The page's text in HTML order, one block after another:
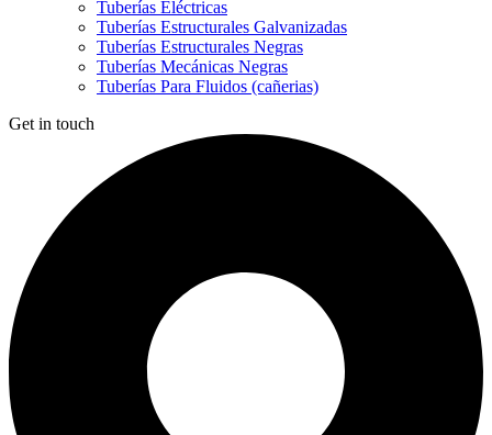
Tuberías Eléctricas
Tuberías Estructurales Galvanizadas
Tuberías Estructurales Negras
Tuberías Mecánicas Negras
Tuberías Para Fluidos (cañerias)
Get in touch